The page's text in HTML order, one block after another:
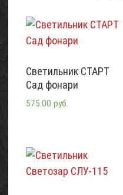
Светильник СТАРТ
Сад фонари
575.00 руб.